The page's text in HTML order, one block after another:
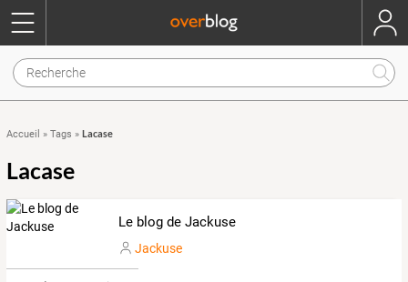
Accueil » Tags » Lacase
Lacase
Le blog de Jackuse
Jackuse